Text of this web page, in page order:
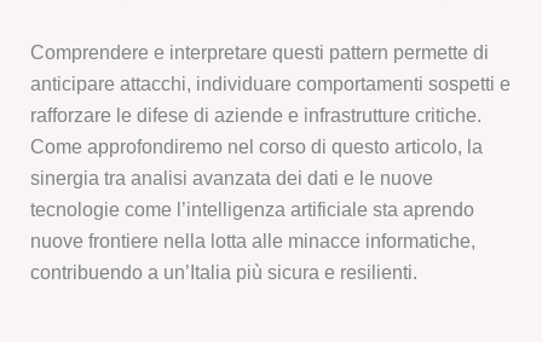
Comprendere e interpretare questi pattern permette di
anticipare attacchi, individuare comportamenti sospetti e
rafforzare le difese di aziende e infrastrutture critiche.
Come approfondiremo nel corso di questo articolo, la
sinergia tra analisi avanzata dei dati e le nuove
tecnologie come l’intelligenza artificiale sta aprendo
nuove frontiere nella lotta alle minacce informatiche,
contribuendo a un’Italia più sicura e resilienti.